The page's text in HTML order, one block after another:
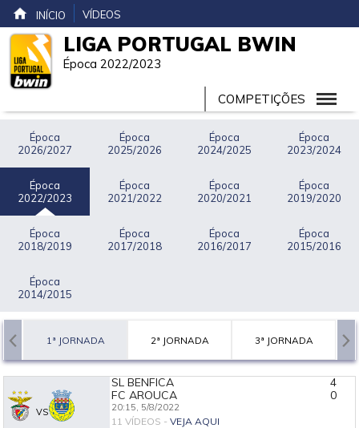
INÍCIO VÍDEOS
LIGA PORTUGAL BWIN
Época 2022/2023
COMPETIÇÕES
Época
2026/2027
Época
2025/2026
Época
2024/2025
Época
2023/2024
Época
2022/2023
Época
2021/2022
Época
2020/2021
Época
2019/2020
Época
2018/2019
Época
2017/2018
Época
2016/2017
Época
2015/2016
Época
2014/2015
1ª JORNADA 2ª JORNADA 3ª JORNADA
VS
SL BENFICA
4
FC AROUCA
0
20:15, 5/8/2022
11 VÍDEOS - VEJA AQUI